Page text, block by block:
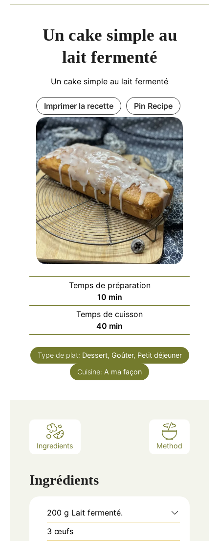
Un cake simple au
lait fermenté
Un cake simple au lait fermenté
Imprimer la recette Pin Recipe
Temps de préparation
10minutes
min
Temps de cuisson
40 minutes
min
Type de plat: Dessert, Goûter, Petit déjeuner
Cuisine: A ma façon
Ingredients Method
Ingrédients
200 g Lait fermenté.
3 œufs